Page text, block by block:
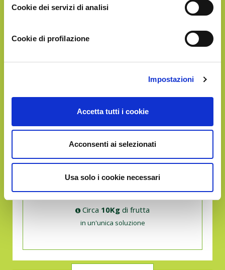
Cookie dei servizi di analisi
Cookie di profilazione
Impostazioni
Accetta tutti i cookie
Acconsenti ai selezionati
Usa solo i cookie necessari
Circa5Kg
€39.90
Circa 10Kg di frutta
in un'unica soluzione